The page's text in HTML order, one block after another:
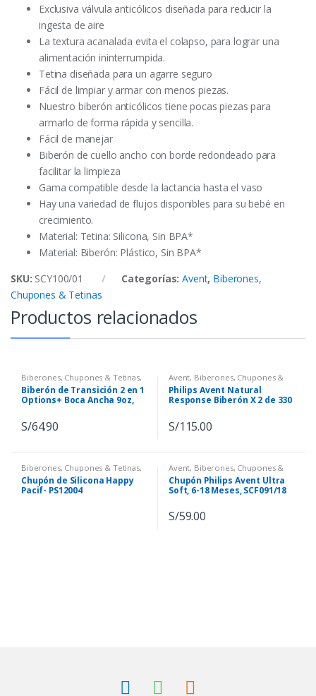
Exclusiva válvula anticólicos diseñada para reducir la
ingesta de aire
La textura acanalada evita el colapso, para lograr una
alimentación ininterrumpida.
Tetina diseñada para un agarre seguro
Fácil de limpiar y armar con menos piezas.
Nuestro biberón anticólicos tiene pocas piezas para
armarlo de forma rápida y sencilla.
Fácil de manejar
Biberón de cuello ancho con borde redondeado para
facilitar la limpieza
Gama compatible desde la lactancia hasta el vaso
Hay una variedad de flujos disponibles para su bebé en
crecimiento.
Material: Tetina: Silicona, Sin BPA*
Material: Biberón: Plástico, Sin BPA*
SKU: SCY100/01 Categorías:Avent, Biberones,
Chupones & Tetinas
Productos relacionados
Biberones, Chupones & Tetinas,
Dr. Brown´s
Biberón de Transición 2 en 1
Options+ Boca Ancha 9oz,
S/64.90
Avent, Biberones, Chupones &
Tetinas
Philips Avent Natural
Response Biberón X 2 de 330
S/115.00
Biberones, Chupones & Tetinas,
Dr. Brown´s
Chupón de Silicona Happy
Pacif- PS12004
Avent, Biberones, Chupones &
Tetinas
Chupón Philips Avent Ultra
Soft, 6-18 Meses, SCF091/18
S/59.00